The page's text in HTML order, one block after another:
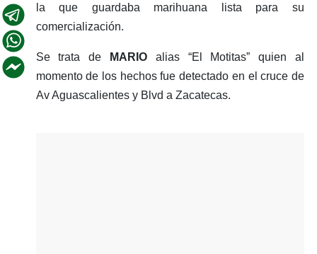
la que guardaba marihuana lista para su
comercialización.
Se trata de MARIO alias “El Motitas” quien al
momento de los hechos fue detectado en el cruce de
Av Aguascalientes y Blvd a Zacatecas.